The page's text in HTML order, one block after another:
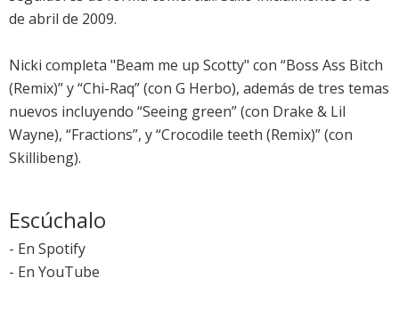
de abril de 2009.
Nicki completa "Beam me up Scotty" con “Boss Ass Bitch
(Remix)” y “Chi-Raq” (con G Herbo), además de tres temas
nuevos incluyendo “Seeing green” (con Drake & Lil
Wayne), “Fractions”, y “Crocodile teeth (Remix)” (con
Skillibeng).
Escúchalo
- En Spotify
- En YouTube